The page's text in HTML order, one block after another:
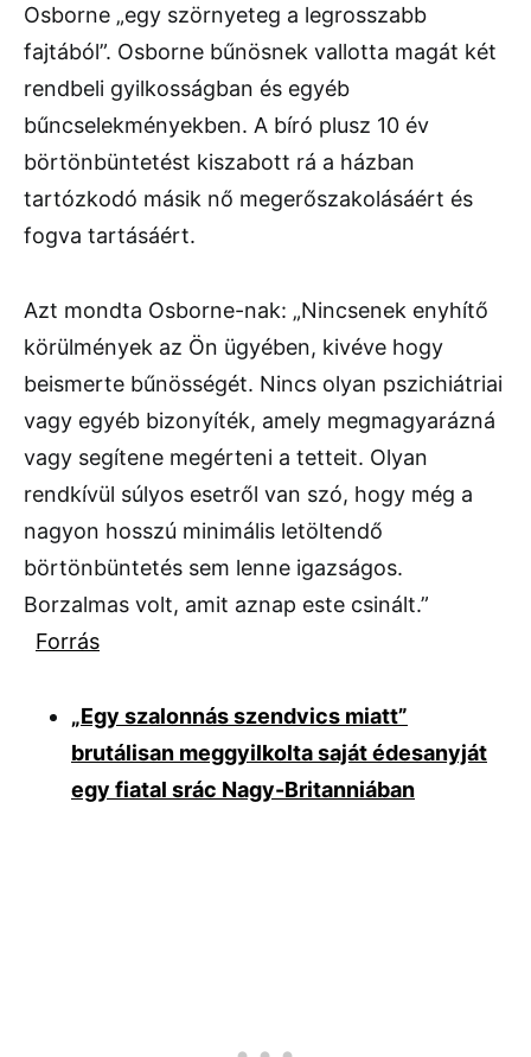
Osborne „egy szörnyeteg a legrosszabb
fajtából”. Osborne bűnösnek vallotta magát két
rendbeli gyilkosságban és egyéb
bűncselekményekben. A bíró plusz 10 év
börtönbüntetést kiszabott rá a házban
tartózkodó másik nő megerőszakolásáért és
fogva tartásáért.
Azt mondta Osborne-nak: „Nincsenek enyhítő
körülmények az Ön ügyében, kivéve hogy
beismerte bűnösségét. Nincs olyan pszichiátriai
vagy egyéb bizonyíték, amely megmagyarázná
vagy segítene megérteni a tetteit. Olyan
rendkívül súlyos esetről van szó, hogy még a
nagyon hosszú minimális letöltendő
börtönbüntetés sem lenne igazságos.
Borzalmas volt, amit aznap este csinált.”
Forrás
„Egy szalonnás szendvics miatt”
brutálisan meggyilkolta saját édesanyját
egy fiatal srác Nagy-Britanniában